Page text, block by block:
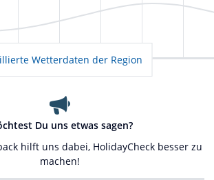
Wetterdaten der Region
Du uns etwas sagen?
hilft uns dabei, HolidayCheck besser zu
machen!